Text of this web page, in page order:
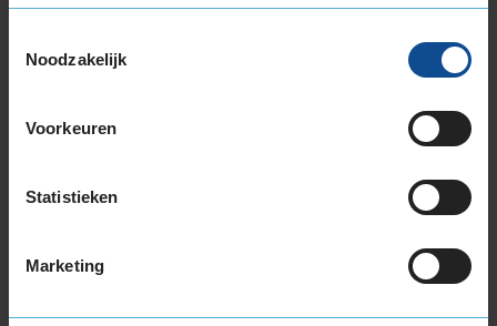
Noodzakelijk
Voorkeuren
Statistieken
Marketing
225/55R17 101V EXTRALOAD
225/55R17 97H RUNFLAT
225/60R17 99H
235/55R17 103V EXTRALOAD